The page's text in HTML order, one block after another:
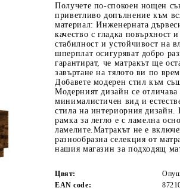
Получете по-спокоен нощен
приветливо допълнение към
материал: Инженерната
качество с гладка повърхност
стабилност и устойчивост на
шперплат осигуряват добро
гарантират, че матракът ще
завъртане на тялото ви по
Добавете модерен стил към
Модерният дизайн се
минималистичен вид и
стила на интериорния дизайн.
рамка за легло е с ламелна
ламелите.Матракът не е
разнообразна селекция от
нашия магазин за подходящ
Цвят:
EAN code: